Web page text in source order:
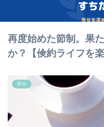
再度始めた節制。果
か？【倹約ライフを楽
幸せ